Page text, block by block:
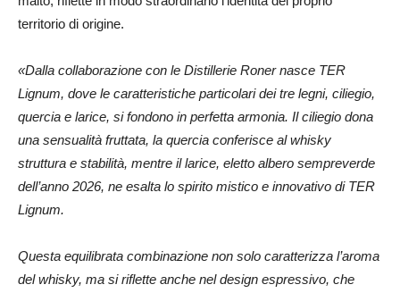
territorio di origine.
«Dalla collaborazione con le Distillerie Roner nasce TER
Lignum, dove le caratteristiche particolari dei tre legni, ciliegio,
quercia e larice, si fondono in perfetta armonia. Il ciliegio dona
una sensualità fruttata, la quercia conferisce al whisky
struttura e stabilità, mentre il larice, eletto albero sempreverde
dell’anno 2026, ne esalta lo spirito mistico e innovativo di TER
Lignum.
Questa equilibrata combinazione non solo caratterizza l’aroma
del whisky, ma si riflette anche nel design espressivo, che